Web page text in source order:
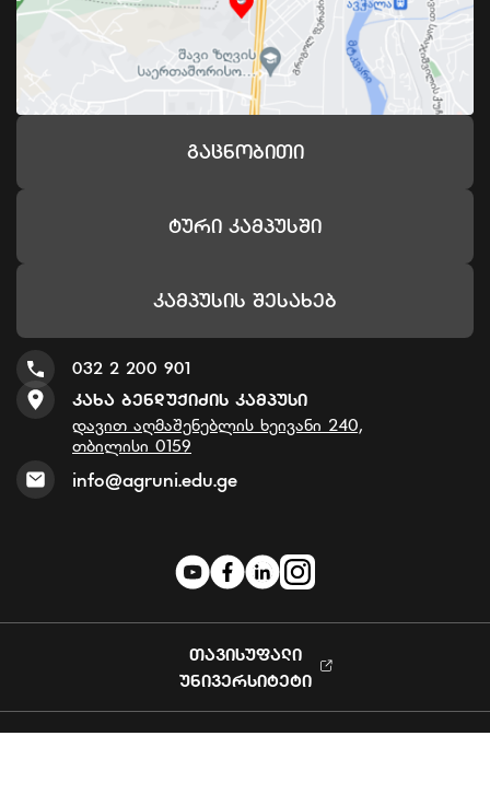
Გაცნობითი
Ტური Კამპუსში
Კამპუსის Შესახებ
032 2 200 901
Კახა Ბენდუქიძის Კამპუსი
დავით აღმაშენებლის ხეივანი 240,
თბილისი 0159
info@agruni.edu.ge
ᲗᲐᲕᲘᲡᲣᲤᲐᲚᲘ
ᲣᲜᲘᲕᲔᲠᲡᲘᲢᲔᲢᲘ